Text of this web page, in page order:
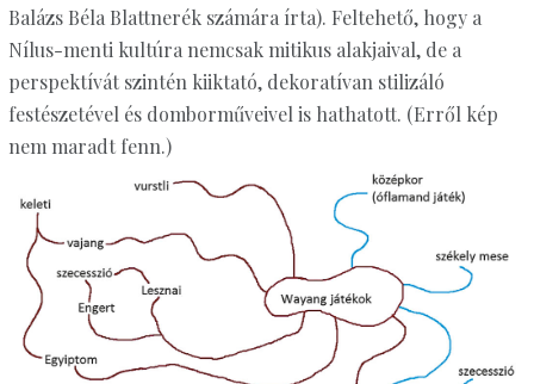
Balázs Béla Blattnerék számára írta). Feltehető, hogy a
Nílus-menti kultúra nemcsak mitikus alakjaival, de a
perspektívát szintén kiiktató, dekoratívan stilizáló
festészetével és domborműveivel is hathatott. (Erről kép
nem maradt fenn.)